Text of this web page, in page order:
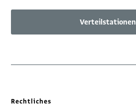
Verteilstationen
Rechtliches